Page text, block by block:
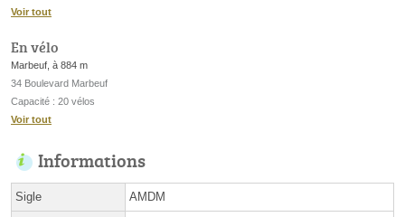
Voir tout
En vélo
Marbeuf, à 884 m
34 Boulevard Marbeuf
Capacité : 20 vélos
Voir tout
Informations
Sigle AMDM